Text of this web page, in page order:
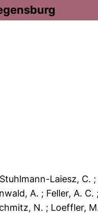
Laiesz, C.
A. ; Feller, A. C.
N. ; Loeffler,